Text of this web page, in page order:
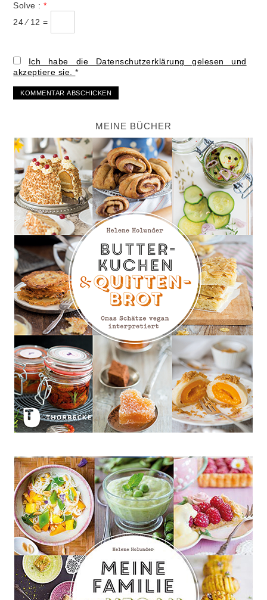
Solve :*
24 ⁄ 12 =
Ich habe die Datenschutzerklärung gelesen und
akzeptiere sie.*
MEINE BÜCHER